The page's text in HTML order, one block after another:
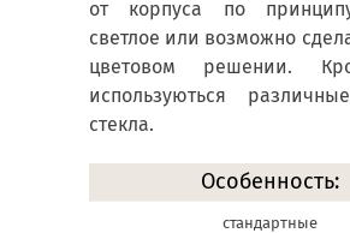
от корпуса по
светлое или возможно
цветовом решении.
используються
стекла.
Особенность:
стандартные